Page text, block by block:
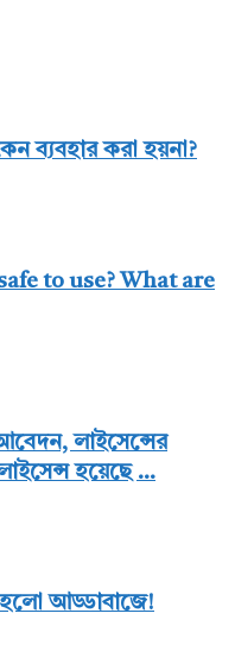
ব্যবহার করা হয়না?
to use? What are
লাইসেন্সের
হয়েছে ...
হলো আড্ডাবাজে!